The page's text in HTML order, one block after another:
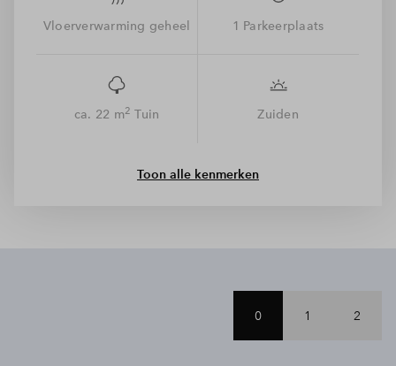
binnen 10 fietsminuten sta je al in hartje Arnhem vol winkels,
Vloerverwarming geheel 1 Parkeerplaats
ca. 22 m2 Tuin Zuiden
Toon alle kenmerken
0 1 2